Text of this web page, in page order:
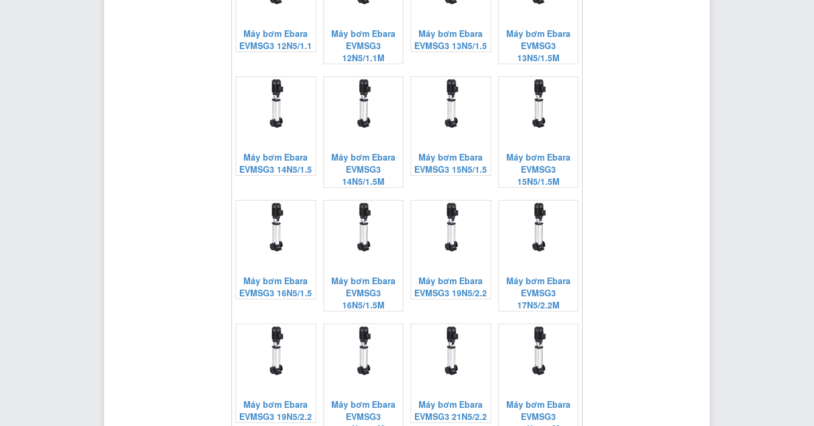
Máy bơm Ebara
EVMSG3 12N5/1.1
Máy bơm Ebara
EVMSG3
12N5/1.1M
Máy bơm Ebara
EVMSG3 13N5/1.5
Máy bơm Ebara
EVMSG3
13N5/1.5M
Máy bơm Ebara
EVMSG3 14N5/1.5
Máy bơm Ebara
EVMSG3
14N5/1.5M
Máy bơm Ebara
EVMSG3 15N5/1.5
Máy bơm Ebara
EVMSG3
15N5/1.5M
Máy bơm Ebara
EVMSG3 16N5/1.5
Máy bơm Ebara
EVMSG3
16N5/1.5M
Máy bơm Ebara
EVMSG3 19N5/2.2
Máy bơm Ebara
EVMSG3
17N5/2.2M
Máy bơm Ebara
EVMSG3 19N5/2.2
Máy bơm Ebara
EVMSG3
Máy bơm Ebara
EVMSG3 21N5/2.2
Máy bơm Ebara
EVMSG3